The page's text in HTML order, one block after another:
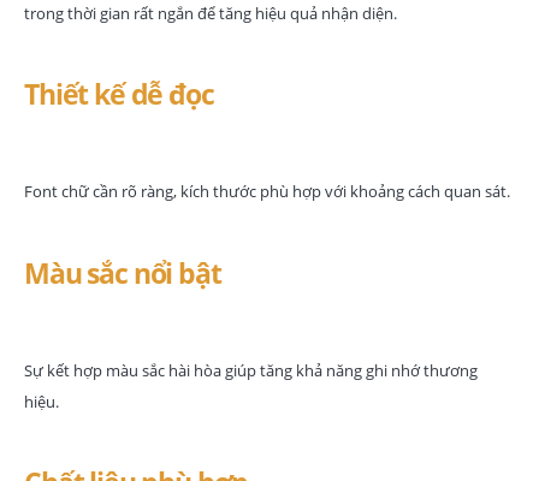
trong thời gian rất ngắn để tăng hiệu quả nhận diện.
Thiết kế dễ đọc
Font chữ cần rõ ràng, kích thước phù hợp với khoảng cách quan sát.
Màu sắc nổi bật
Sự kết hợp màu sắc hài hòa giúp tăng khả năng ghi nhớ thương
hiệu.